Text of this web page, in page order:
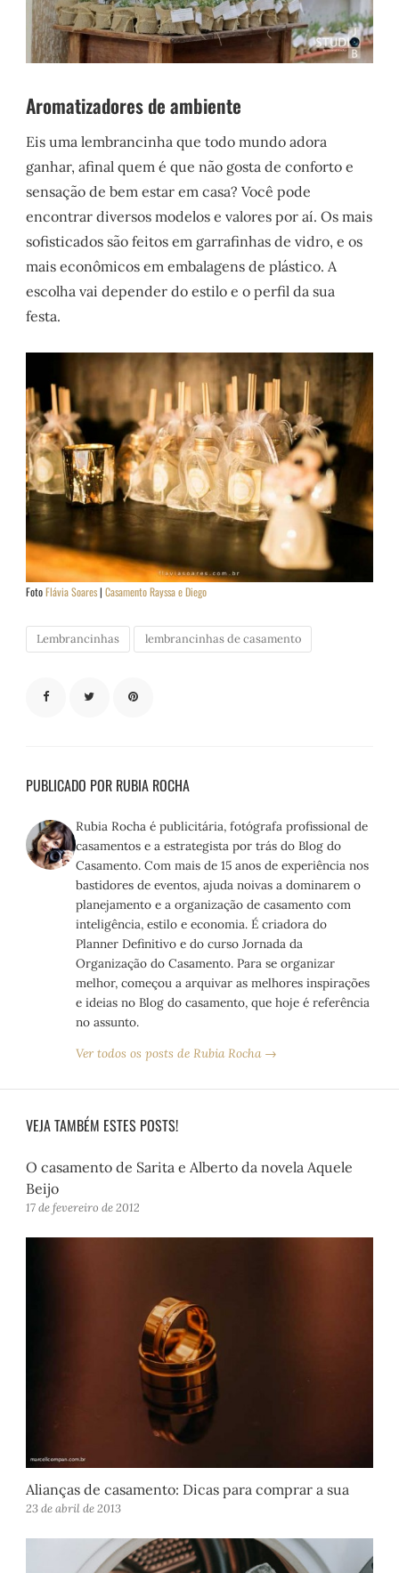
Aromatizadores de ambiente
Eis uma lembrancinha que todo mundo adora
ganhar, afinal quem é que não gosta de conforto e
sensação de bem estar em casa? Você pode
encontrar diversos modelos e valores por aí. Os mais
sofisticados são feitos em garrafinhas de vidro, e os
mais econômicos em embalagens de plástico. A
escolha vai depender do estilo e o perfil da sua
festa.
FotoFlávia Soares|Casamento Rayssa e Diego
Lembrancinhas lembrancinhas de casamento
PUBLICADO POR RUBIA ROCHA
Rubia Rocha é publicitária, fotógrafa profissional de
casamentos e a estrategista por trás do Blog do
Casamento. Com mais de 15 anos de experiência nos
bastidores de eventos, ajuda noivas a dominarem o
planejamento e a organização de casamento com
inteligência, estilo e economia. É criadora do
Planner Definitivo e do curso Jornada da
Organização do Casamento. Para se organizar
melhor, começou a arquivar as melhores inspirações
e ideias no Blog do casamento, que hoje é referência
no assunto.
Ver todos os posts de Rubia Rocha →
VEJA TAMBÉM ESTES POSTS!
O casamento de Sarita e Alberto da novela Aquele
Beijo
17 de fevereiro de 2012
Alianças de casamento: Dicas para comprar a sua
23 de abril de 2013